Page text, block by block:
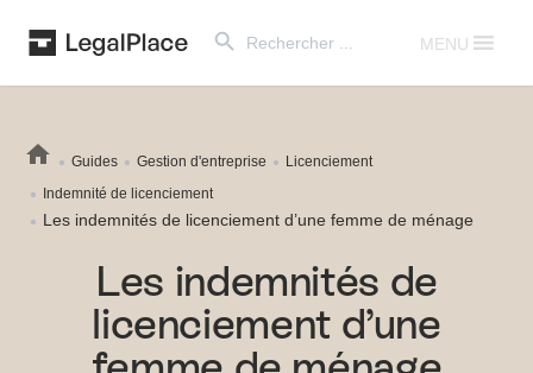
for:
MENU
Guides Gestion d'entreprise
Licenciement
Indemnité de licenciement
Les indemnités de licenciement d’une femme de ménage
Les indemnités de
licenciement d’une